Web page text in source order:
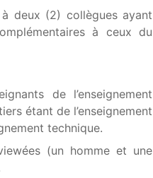
deux (2) collègues ayant
à ceux du
de l’enseignement
étant de l’enseignement
technique.
(un homme et une